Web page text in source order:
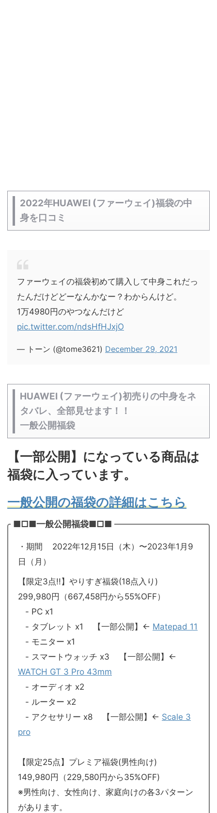
2022年HUAWEI (ファーウェイ)福袋の中
身を口コミ
ファーウェイの福袋初めて購入して中身これだっ
たんだけどどーなんかなー？わからんけど。
1万4980円のやつなんだけど
pic.twitter.com/ndsHfHJxjO
— トーン (@tome3621) December 29, 2021
HUAWEI (ファーウェイ)初売りの中身をネ
タバレ、全部見せます！！
一般公開福袋
【一部公開】になっている商品は
福袋に入っています。
一般公開の福袋の詳細はこちら
■□■一般公開福袋■□■
・期間 2022年12月15日（木）〜2023年1月9
日（月）
【限定3点!!】やりすぎ福袋(18点入り)
299,980円（667,458円から55%OFF）
- PC x1
- タブレット x1 【一部公開】← Matepad 11
- モニター x1
- スマートウォッチ x3 【一部公開】←
WATCH GT 3 Pro 43mm
- オーディオ x2
- ルーター x2
- アクセサリー x8 【一部公開】← Scale 3
pro
【限定25点】プレミア福袋(男性向け)
149,980円（229,580円から35%OFF)
※男性向け、女性向け、家庭向けの各3パターン
があります。